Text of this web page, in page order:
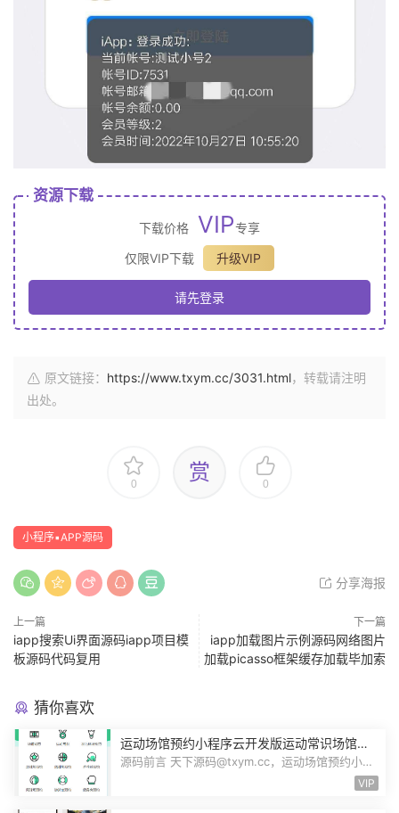
资源下载
下载价格 VIP专享
仅限VIP下载
升级VIP
请先登录
原文链接： https://www.txym.cc/3031.html，转载请注明
出处。
0 赏 0
小程序▪APP源码
分享海报
上一篇
iapp搜索Ui界面源码iapp项目模
板源码代码复用
下一篇
iapp加载图片示例源码网络图片
加载picasso框架缓存加载毕加索
猜你喜欢
运动场馆预约小程序云开发版运动常识场馆动
态羽毛球健身房乒乓球预约管理预约凭证源码
源码前言 天下源码@txym.cc，运动场馆预约小程
VIP